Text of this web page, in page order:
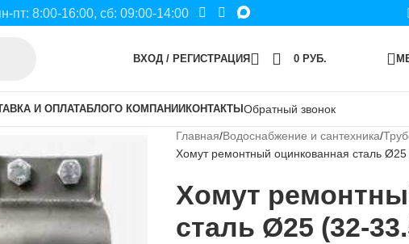
пт: 8:00-16:00, сб: 09:00-14:00
ВХОД / РЕГИСТРАЦИЯ 0РУБ.
И ОПЛАТАБЛОГО КОМПАНИИ КОНТАКТЫ Обратный звонок
Главная Водоснабжение и сантехника
Хомут ремонтный оцинкованная сталь
Хомут
сталь Ø25 (32-